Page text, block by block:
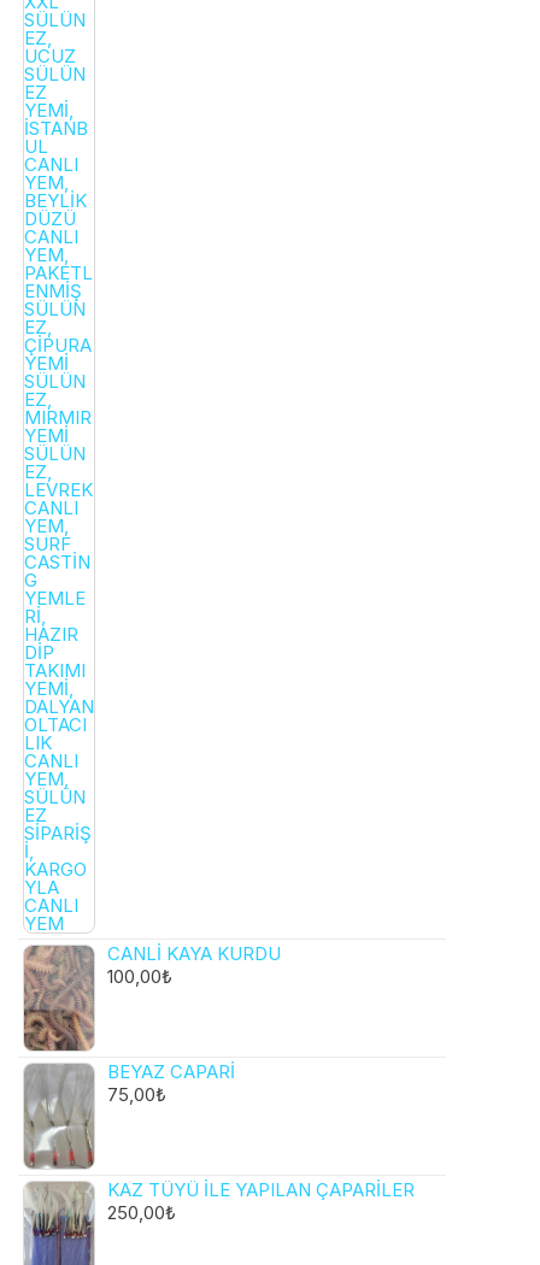
CANLI KAYA KURDU
100,00₺
BEYAZ CAPARI
75,00₺
KAZ TÜYÜ ILE YAPILAN ÇAPARILER
250,00₺